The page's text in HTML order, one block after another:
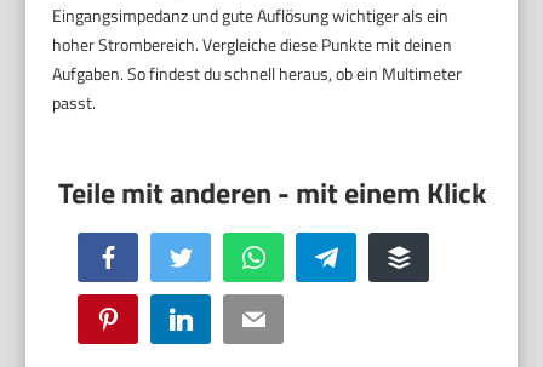
Eingangsimpedanz und gute Auflösung wichtiger als ein
hoher Strombereich. Vergleiche diese Punkte mit deinen
Aufgaben. So findest du schnell heraus, ob ein Multimeter
passt.
Facebook Twitter WhatsApp Telegram Buffer
Pinterest LinkedIn Email